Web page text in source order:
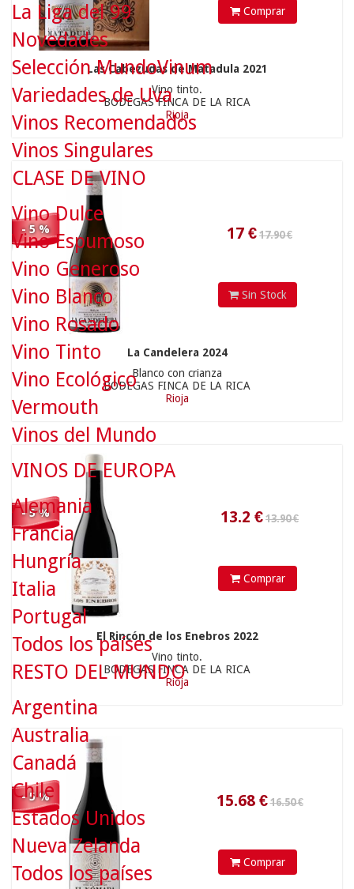
Comprar
Las Cabezudas de Matadula 2021
Vino tinto.
BODEGAS FINCA DE LA RICA
Rioja
- 5 %
Sin Stock
La Candelera 2024
Blanco con crianza
BODEGAS FINCA DE LA RICA
Rioja
- 5 %
Comprar
El Rincón de los Enebros 2022
Vino tinto.
BODEGAS FINCA DE LA RICA
Rioja
- 5 %
15.68€
Comprar
La Liga del 99
Novedades
Selección MundoVinum
Variedades de Uva
Vinos Recomendados
Vinos Singulares
CLASE DE VINO
Vino Dulce
Vino Espumoso
Vino Generoso
Vino Blanco
Vino Rosado
Vino Tinto
Vino Ecológico
Vermouth
Vinos del Mundo
VINOS DE EUROPA
Alemania
Francia
Hungría
Italia
Portugal
Todos los países
RESTO DEL MUNDO
Argentina
Australia
Canadá
Chile
Estados Unidos
Nueva Zelanda
Todos los países